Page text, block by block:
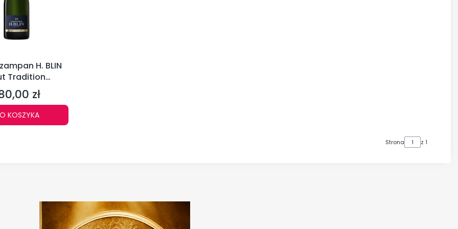
H. BLIN
Tradition
0,75l
zł
KOSZYKA
Strona z 1